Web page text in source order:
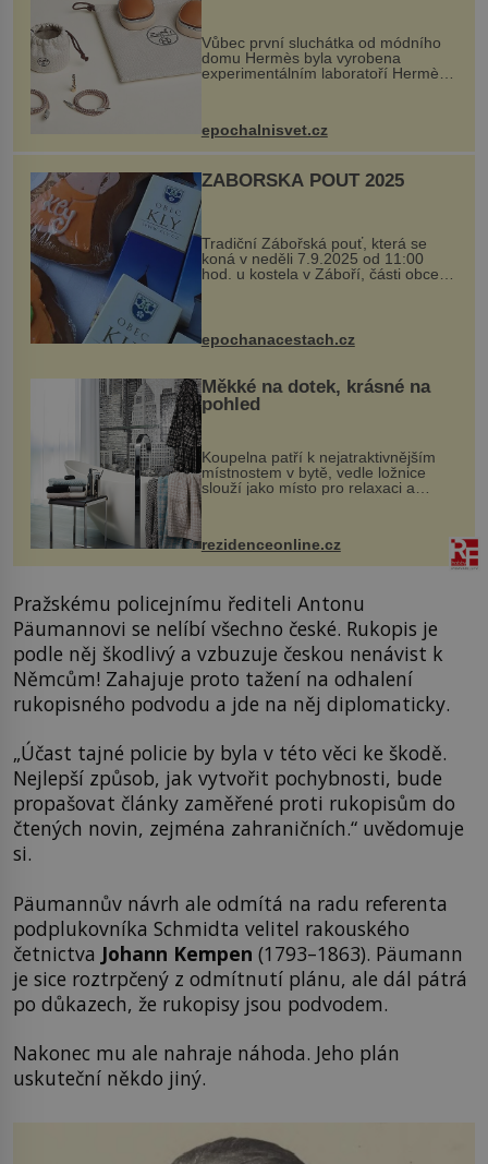
Vůbec první sluchátka od módního
domu Hermès byla vyrobena
experimentálním laboratoří Hermès
kovový...
epochalnisvet.cz
ZÁBOŘSKÁ POUŤ 2025
Tradiční Zábořská pouť, která se
koná v neděli 7.9.2025 od 11:00
hod. u kostela v Záboří, části obce
Kly u Mělníka. V programu naleznete
komentovanou prohlídku kostela,
epochanacestach.cz
Měkké na dotek, krásné na
pohled
Koupelna patří k nejatraktivnějším
místnostem v bytě, vedle ložnice
slouží jako místo pro relaxaci a
odpočinek. Koupelnový textil –
ručníky, osušky a koberečky –
proutku...
rezidenceonline.cz
Pražskému policejnímu řediteli Antonu
Päumannovi se nelíbí všechno české. Rukopis je
podle něj škodlivý a vzbuzuje českou nenávist k
Němcům! Zahajuje proto tažení na odhalení
rukopisného podvodu a jde na něj diplomaticky.
„Účast tajné policie by byla v této věci ke škodě.
Nejlepší způsob, jak vytvořit pochybnosti, bude
propašovat články zaměřené proti rukopisům do
čtených novin, zejména zahraničních.“ uvědomuje
si.
Päumannův návrh ale odmítá na radu referenta
podplukovníka Schmidta velitel rakouského
četnictva Johann Kempen (1793–1863). Päumann
je sice roztrpčený z odmítnutí plánu, ale dál pátrá
po důkazech, že rukopisy jsou podvodem.
Nakonec mu ale nahraje náhoda. Jeho plán
uskuteční někdo jiný.